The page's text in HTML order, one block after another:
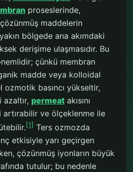
proseslerinde,
maddelerin
bölgede ana akımdaki
derişime ulaşmasıdır. Bu
çünkü membran
madde veya kolloidal
basıncı yükseltir,
permeat akısını
ve ölçeklenme ile
[1] Ters ozmozda
etkisiyle yarı geçirgen
çözünmüş iyonların büyük
tutulur; bu nedenle